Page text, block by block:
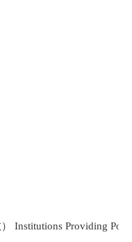
Institutions Providing